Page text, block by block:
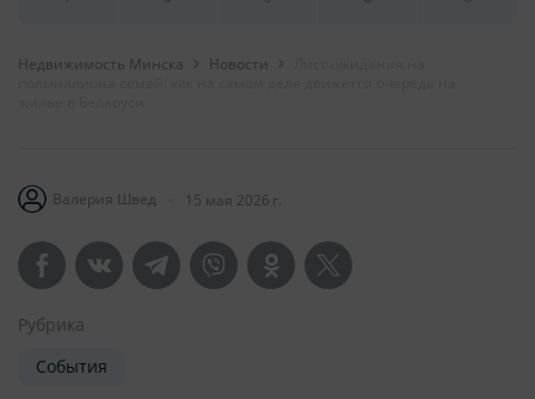
Недвижимость Минска Новости
Валерия Швед 15 мая 2026 г.
Рубрика
События